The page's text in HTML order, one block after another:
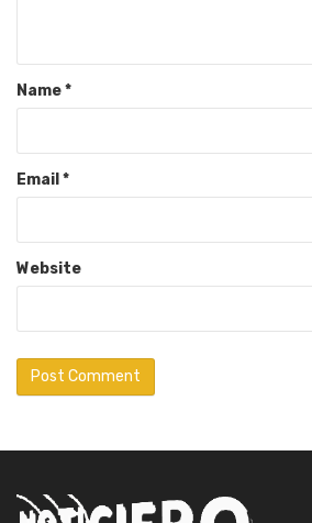
Name*
Email *
Website